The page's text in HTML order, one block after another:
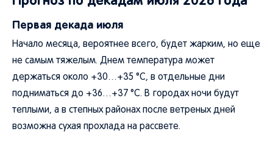
Первая декада июля
Начало месяца, вероятнее всего, будет жарким, но еще
не самым тяжелым. Днем температура может
держаться около +30…+35 °C, в отдельные дни
подниматься до +36…+37 °C. В городах ночи будут
теплыми, а в степных районах после ветреных дней
возможна сухая прохлада на рассвете.